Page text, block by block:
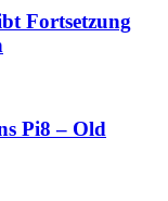
Fortsetzung
Pi8 – Old